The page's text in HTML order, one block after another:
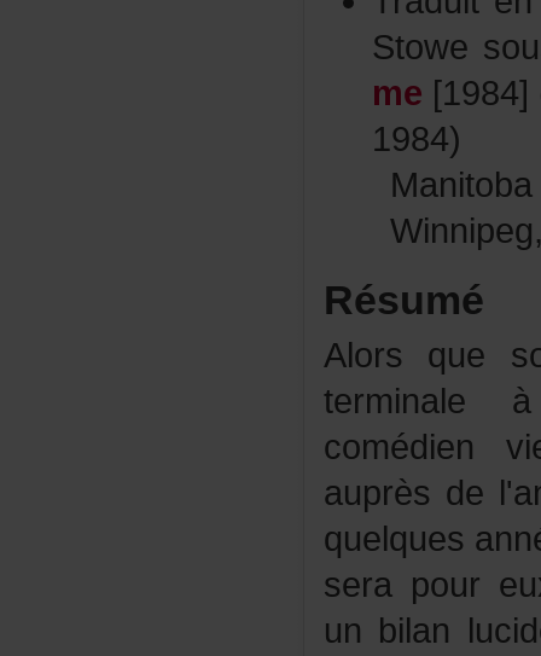
me
1984)
Résumé